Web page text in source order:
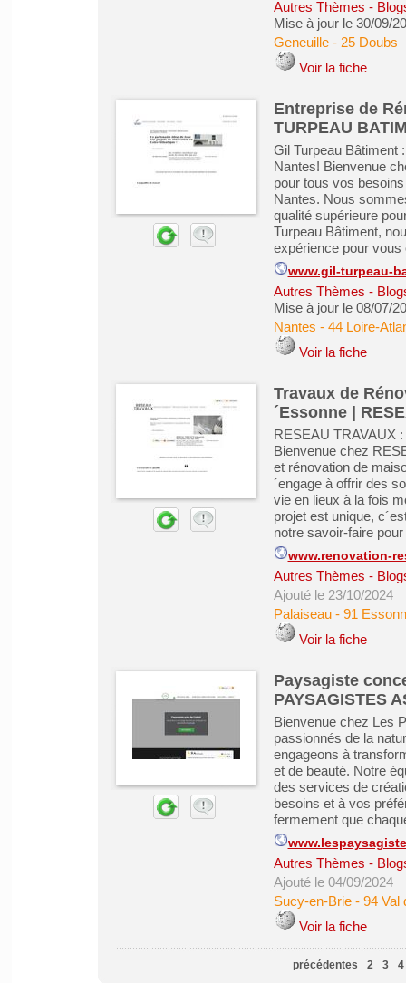
Autres Thèmes -
Mise à jour le 30/09/
Geneuille- 25 Doubs
Voir la fiche
Entreprise de
TURPEAU
Gil Turpeau Bâtiment
Nantes! Bienvenue
pour tous vos
Nantes. Nous
qualité supérieure
Turpeau Bâtiment,
expérience pour vous
www.gil-turpeau-
Autres Thèmes -
Mise à jour le 08/07/
Nantes - 44 Loire-
Voir la fiche
Travaux de
´Essonne |
RESEAU TRAVAUX
Bienvenue chez
et rénovation de
´engage à offrir des
vie en lieux à la fois
projet est unique,
notre savoir-faire
www.renovation-
Autres Thèmes -
Ajouté le 23/10/2024
Palaiseau- 91
Voir la fiche
Paysagiste
PAYSAGISTES
Bienvenue chez Les
passionnés de la
engageons à
et de beauté. Notre
des services de
besoins et à vos
fermement que
Autres Thèmes -
Ajouté le 04/09/2024
Sucy-en-Brie- 94 Val
Voir la fiche
précédentes 2 3 4